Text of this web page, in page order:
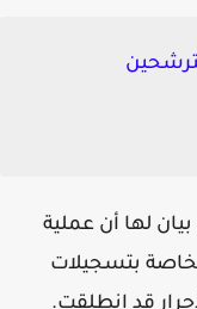
لها أن عملية
بتسجيلات
قد انطلقت.